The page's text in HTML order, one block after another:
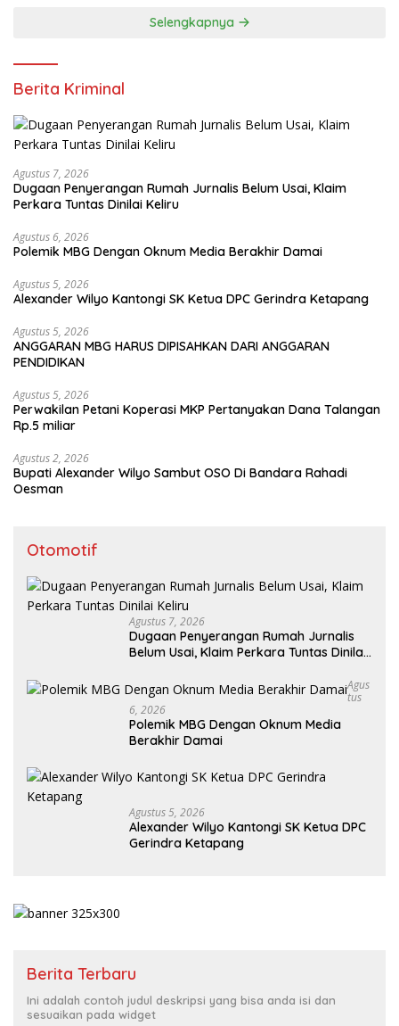
Selengkapnya
Berita Kriminal
Agustus 7, 2026
Dugaan Penyerangan Rumah Jurnalis Belum Usai, Klaim
Perkara Tuntas Dinilai Keliru
Agustus 6, 2026
Polemik MBG Dengan Oknum Media Berakhir Damai
Agustus 5, 2026
Alexander Wilyo Kantongi SK Ketua DPC Gerindra Ketapang
Agustus 5, 2026
ANGGARAN MBG HARUS DIPISAHKAN DARI ANGGARAN
PENDIDIKAN
Agustus 5, 2026
Perwakilan Petani Koperasi MKP Pertanyakan Dana Talangan
Rp.5 miliar
Agustus 2, 2026
Bupati Alexander Wilyo Sambut OSO Di Bandara Rahadi
Oesman
Otomotif
Agustus 7, 2026
Dugaan Penyerangan Rumah Jurnalis
Belum Usai, Klaim Perkara Tuntas Dinilai
Agus
Tus
6, 2026
Polemik MBG Dengan Oknum Media
Berakhir Damai
Agustus 5, 2026
Alexander Wilyo Kantongi SK Ketua DPC
Gerindra Ketapang
Berita Terbaru
Ini adalah contoh judul deskripsi yang bisa anda isi dan
sesuaikan pada widget